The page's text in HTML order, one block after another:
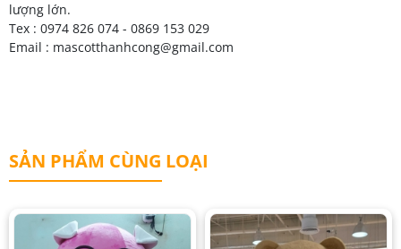
lượng lớn.
Tex : 0974 826 074 - 0869 153 029
Email : mascotthanhcong@gmail.com
SẢN PHẨM CÙNG LOẠI